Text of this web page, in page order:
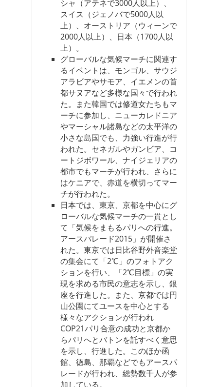
シャ（アテネで3000人以上）、
スイス（ジェノバで5000人以
上）、オーストリア（ウィーンで
2000人以上）、日本（1700人以
上）。
グローバルな気候マーチに関連す
るイベントは、モンゴル、サウジ
アラビアやサモア、イエメンの首
都サヌアなど多様な国々で行われ
た。また韓国では修道女たちもマ
ーチに参加し、ニューカレドニア
やマーシャル諸島などの太平洋の
小さな島国でも、力強い行進が行
われた。セネガルやガンビア、コ
ートジボワール、ナイジェリアの
都市でもマーチが行われ、さらに
はケニアで、赤道を横切ってマー
チが行われた。
日本では、東京、京都を中心にグ
ローバルな気候マーチの一貫とし
て「気候をまもるパリへの行進。
アースパレード2015」が開催さ
れた。東京では日比谷野外音楽堂
の集会にて「2℃」のフォトアク
ションを行い、「2℃目標」の実
現を求める市民の意志を示し、銀
座を行進した。また、京都では円
山公園にてユースを中心とする
様々なアクションが行われ
COP21パリ合意の成功と京都か
らパリへとバトンを託すべく意思
を示し、行進した。このほか函
館、徳島、那覇などでもアースパ
レードが行われ、総勢数千人が参
加している。